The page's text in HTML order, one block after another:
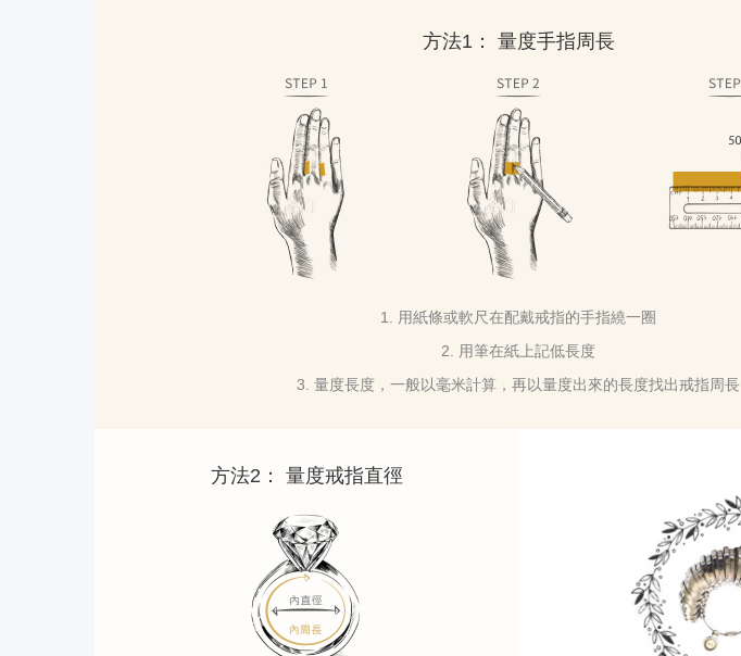
方法1： 量度手指周長
1. 用紙條或軟尺在配戴戒指的手指繞一圈
2. 用筆在紙上記低長度
3. 量度長度，一般以毫米計算，再以量度出來的長度找出戒指周長
方法2： 量度戒指直徑